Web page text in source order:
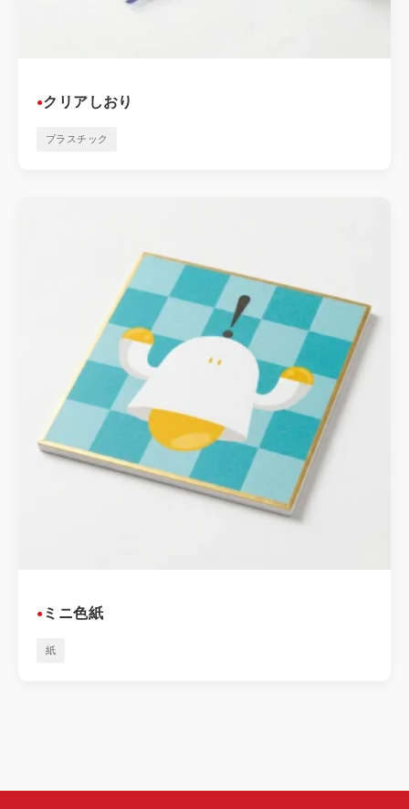
●クリアしおり
プラスチック
● ミニ色紙
紙